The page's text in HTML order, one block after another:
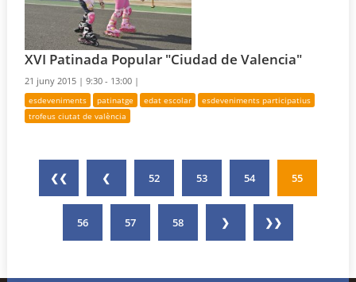
XVI Patinada Popular "Ciudad de Valencia"
21 juny 2015 |9:30 - 13:00 |
esdeveniments patinatge edat escolar
esdeveniments participatius
trofeus ciutat de valència
❮❮ ❮ 52 53 54 55
56 57 58 ❯ ❯❯